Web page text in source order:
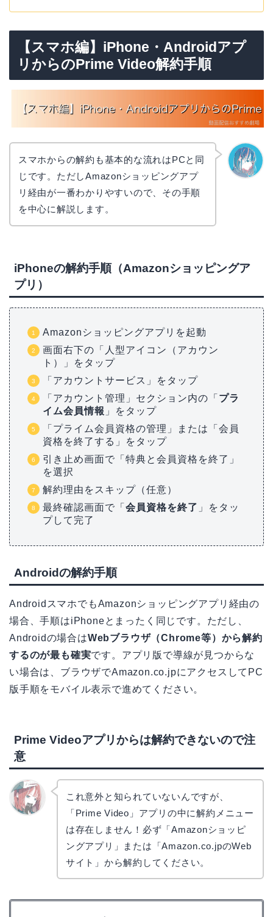
【スマホ編】iPhone・Androidアプ
リからのPrime Video解約手順
スマホからの解約も基本的な流れはPCと同
じです。ただしAmazonショッピングアプ
リ経由が一番わかりやすいので、その手順
を中心に解説します。
iPhoneの解約手順（Amazonショッピングア
プリ）
Amazonショッピングアプリを起動
画面右下の「人型アイコン（アカウン
ト）」をタップ
「アカウントサービス」をタップ
「アカウント管理」セクション内の「 プラ
イム会員情報 」をタップ
「プライム会員資格の管理」または「会員
資格を終了する」をタップ
引き止め画面で「特典と会員資格を終了」
を選択
解約理由をスキップ（任意）
最終確認画面で「 会員資格を終了 」をタッ
プして完了
Androidの解約手順
AndroidスマホでもAmazonショッピングアプリ経由の
場合、手順はiPhoneとまったく同じです。ただし、
Androidの場合はWebブラウザ（Chrome等）から解約
するのが最も確実です。アプリ版で導線が見つからな
い場合は、ブラウザでAmazon.co.jpにアクセスしてPC
版手順をモバイル表示で進めてください。
Prime Videoアプリからは解約できないので注
意
これ意外と知られていないんですが、
「Prime Video」アプリの中に解約メニュー
は存在しません！必ず「Amazonショッピ
ングアプリ」または「Amazon.co.jpのWeb
サイト」から解約してください。